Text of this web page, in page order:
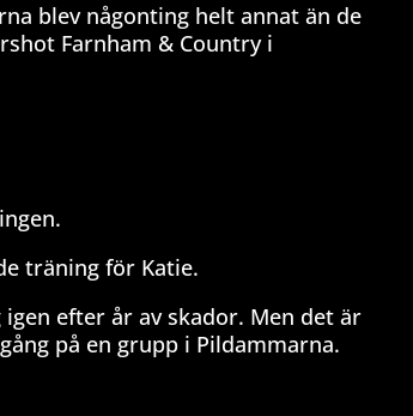
blev någonting helt annat än de
Farnham & Country i
träning för Katie.
efter år av skador. Men det är
på en grupp i Pildammarna.